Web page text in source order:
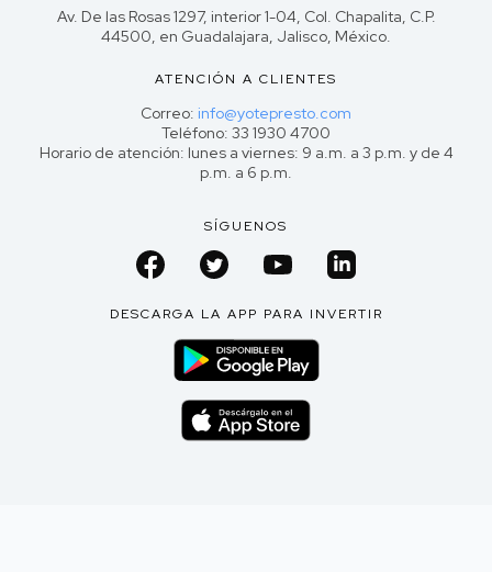
Av. De las Rosas 1297, interior 1-04, Col. Chapalita, C.P.
44500, en Guadalajara, Jalisco, México.
ATENCIÓN A CLIENTES
Correo: info@yotepresto.com
Teléfono: 33 1930 4700
Horario de atención: lunes a viernes: 9 a.m. a 3 p.m. y de 4
p.m. a 6 p.m.
SÍGUENOS
DESCARGA LA APP PARA INVERTIR